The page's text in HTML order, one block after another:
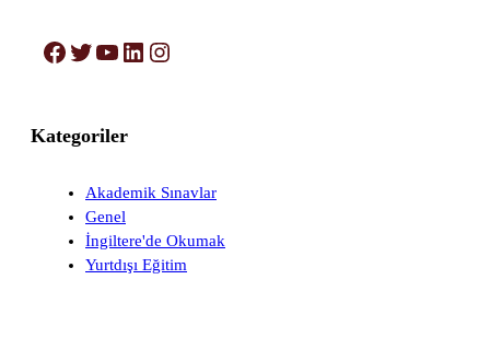
Facebook Twitter YouTube LinkedIn Instagram
Kategoriler
Akademik Sınavlar
Genel
İngiltere'de Okumak
Yurtdışı Eğitim